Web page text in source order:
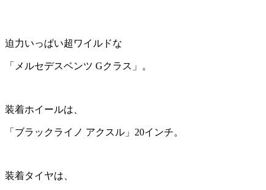
迫力いっぱい超ワイルドな
「メルセデスベンツ Gクラス」。
装着ホイールは、
「ブラックライノ アクスル」20インチ。
装着タイヤは、